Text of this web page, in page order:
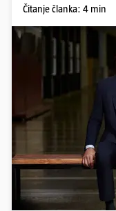
Čitanje članka: 4 min